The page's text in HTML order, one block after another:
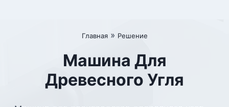
Главная» Решение
Машина Для
Древесного Угля